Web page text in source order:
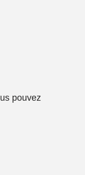
pouvez